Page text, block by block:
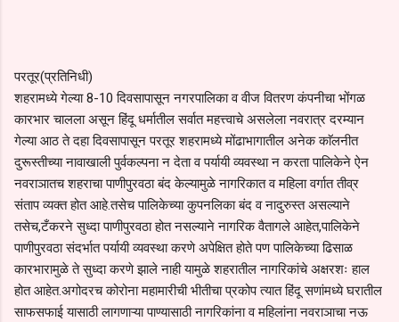
परतूर(प्रतिनिधी)
शहरामध्ये गेल्या 8-10 दिवसापासून नगरपालिका व वीज वितरण कंपनीचा भोंगळ
कारभार चालला असून हिंदू धर्मातील सर्वात महत्त्वाचे असलेला नवरात्र दरम्यान
गेल्या आठ ते दहा दिवसापासून परतूर शहरामध्ये मोंढाभागातील अनेक काॅलनीत
दुरूस्तीच्या नावाखाली पुर्वकल्पना न देता व पर्यायी व्यवस्था न करता पालिकेने ऐन
नवराञातच शहराचा पाणीपुरवठा बंद केल्यामुळे नागरिकात व महिला वर्गात तीव्र
संताप व्यक्त होत आहे.तसेच पालिकेच्या कुपनलिका बंद व नादुरुस्त असल्याने
तसेच,टँकरने सुध्दा पाणीपुरवठा होत नसल्याने नागरिक वैतागले आहेत,पालिकेने
पाणीपुरवठा संदर्भात पर्यायी व्यवस्था करणे अपेक्षित होते पण पालिकेच्या ढिसाळ
कारभारामुळे ते सुध्दा करणे झाले नाही यामुळे शहरातील नागरिकांचे अक्षरशः हाल
होत आहेत.अगोदरच कोरोना महामारीची भीतीचा प्रकोप त्यात हिंदू सणांमध्ये घरातील
साफसफाई यासाठी लागणाऱ्या पाण्यासाठी नागरिकांना व महिलांना नवराञाचा नऊ